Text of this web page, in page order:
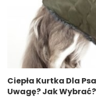
Ciepła Kurtka Dla
Uwagę? Jak Wybrać?